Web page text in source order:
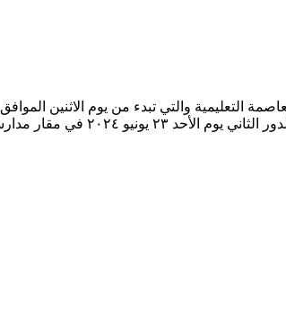
والتي تبدء من يوم الاثنين الموافق 2024/6/24
الجدول أدناه بدءاً من يوم الاثنين .